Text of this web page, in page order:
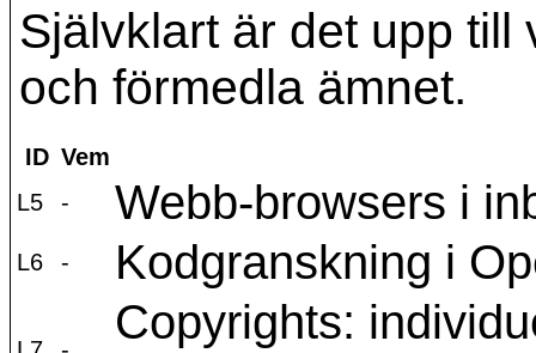
Självklart är det upp
och förmedla ämnet.
ID Vem
L5
- Webb-browsers i
L6 - Kodgranskning i
Copyrights: